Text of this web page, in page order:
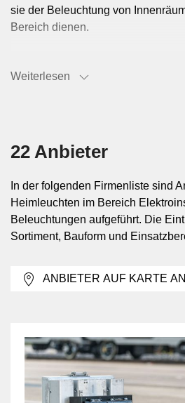
sie der Beleuchtung von
Bereich dienen.
Typische Einsatzorte im
ebenso eingesetzt wie in
Nebenräumen. Je nach Raum
Lichtverteilung, Helligkeit und
Verkehrsflächen wird meist eine
Orientierung benötigt, während in
Heimleuchten umfassen
Decken-, Wand-, Pendel- oder
Einbauleuchten und
Weiterlesen
22 Anbieter
In der folgenden Firmenliste sind
Heimleuchten im Bereich
Beleuchtungen aufgeführt. Die
Sortiment, Bauform und
ANBIETER AUF KARTE